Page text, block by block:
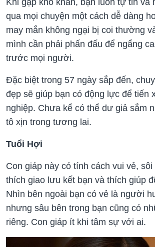
qua mọi chuyện một cách dễ dàng
may mắn không ngại bị coi thường
mình cần phải phấn đấu để ngẩng
trước mọi người.
Đặc biệt trong 57 ngày sắp đến,
đẹp sẽ giúp bạn có động lực để tiến
nghiệp. Chưa kể có thể dư giả sắm
tô xịn trong tương lai.
Tuổi Hợi
Con giáp này có tính cách vui vẻ,
thích giao lưu kết bạn và thích giúp
Nhìn bên ngoài bạn có vẻ là người
nhưng sâu bên trong bạn cũng có
riêng. Con giáp ít khi tâm sự với ai.